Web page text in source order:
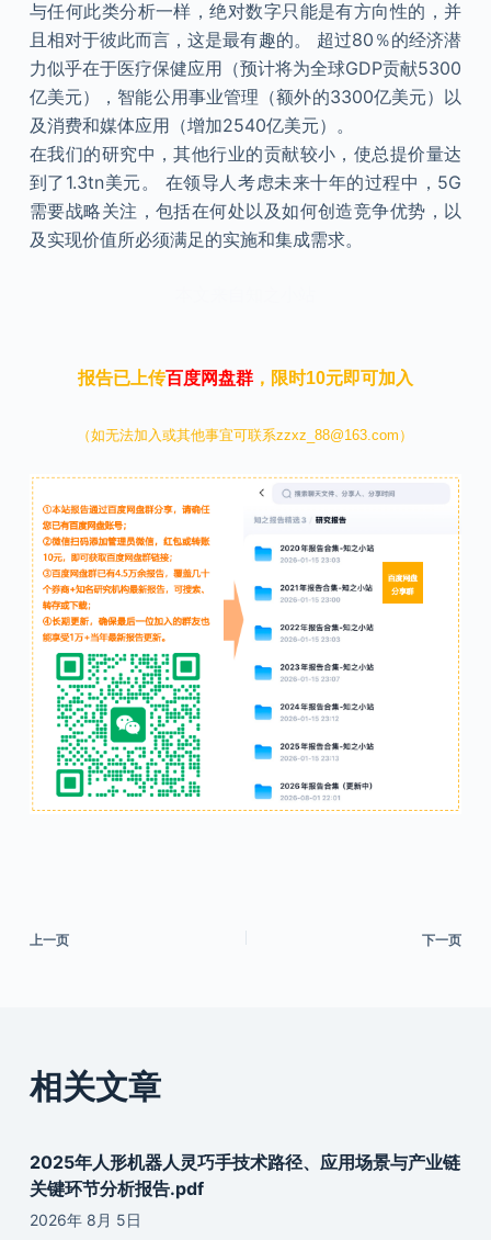
与任何此类分析一样，绝对数字只能是有方向性的，并
且相对于彼此而言，这是最有趣的。 超过80％的经济潜
力似乎在于医疗保健应用（预计将为全球GDP贡献5300
亿美元），智能公用事业管理（额外的3300亿美元）以
及消费和媒体应用（增加2540亿美元）。
在我们的研究中，其他行业的贡献较小，使总提价量达
到了1.3tn美元。 在领导人考虑未来十年的过程中，5G
需要战略关注，包括在何处以及如何创造竞争优势，以
及实现价值所必须满足的实施和集成需求。
报告已上传百度网盘群，限时10元即可加入
（如无法加入或其他事宜可联系zzxz_88@163.com）
上一页 下一页
相关文章
2025年人形机器人灵巧手技术路径、应用场景与产业链
关键环节分析报告.pdf
2026年 8月 5日